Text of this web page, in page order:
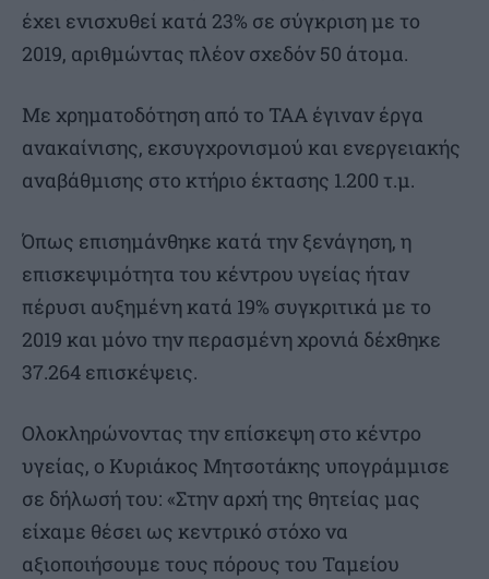
έχει ενισχυθεί κατά 23% σε σύγκριση με το
2019, αριθμώντας πλέον σχεδόν 50 άτομα.
Με χρηματοδότηση από το ΤΑΑ έγιναν έργα
ανακαίνισης, εκσυγχρονισμού και ενεργειακής
αναβάθμισης στο κτήριο έκτασης 1.200 τ.μ.
Όπως επισημάνθηκε κατά την ξενάγηση, η
επισκεψιμότητα του κέντρου υγείας ήταν
πέρυσι αυξημένη κατά 19% συγκριτικά με το
2019 και μόνο την περασμένη χρονιά δέχθηκε
37.264 επισκέψεις.
Ολοκληρώνοντας την επίσκεψη στο κέντρο
υγείας, ο Κυριάκος Μητσοτάκης υπογράμμισε
σε δήλωσή του: «Στην αρχή της θητείας μας
είχαμε θέσει ως κεντρικό στόχο να
αξιοποιήσουμε τους πόρους του Ταμείου